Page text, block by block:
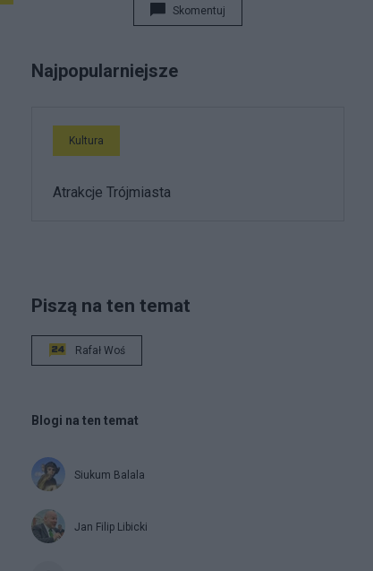
Skomentuj
Najpopularniejsze
Kultura
Atrakcje Trójmiasta
Piszą na ten temat
Rafał Woś
Blogi na ten temat
Siukum Balala
Jan Filip Libicki